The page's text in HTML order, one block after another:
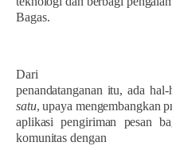
Bagas.
Dari
penandatanganan itu, ada
satu, upaya mengembangkan
aplikasi pengiriman pesan
komunitas dengan